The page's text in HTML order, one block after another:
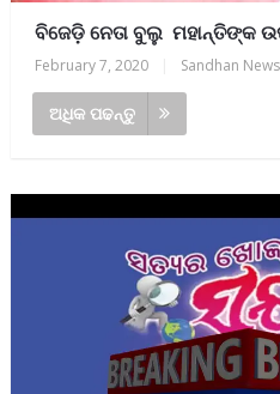
ବିଜେଡ଼ି ନେତା ବୁଲୁ ମହାନ୍ତିଙ୍କ
February 7, 2020 Sandhan News
ଅଧିକ ପଢନ୍ତୁ